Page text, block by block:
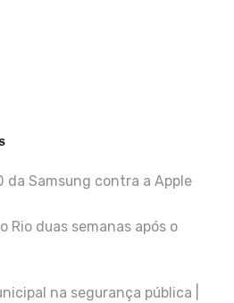
da Samsung contra a Apple
Rio duas semanas após o
na segurança pública |